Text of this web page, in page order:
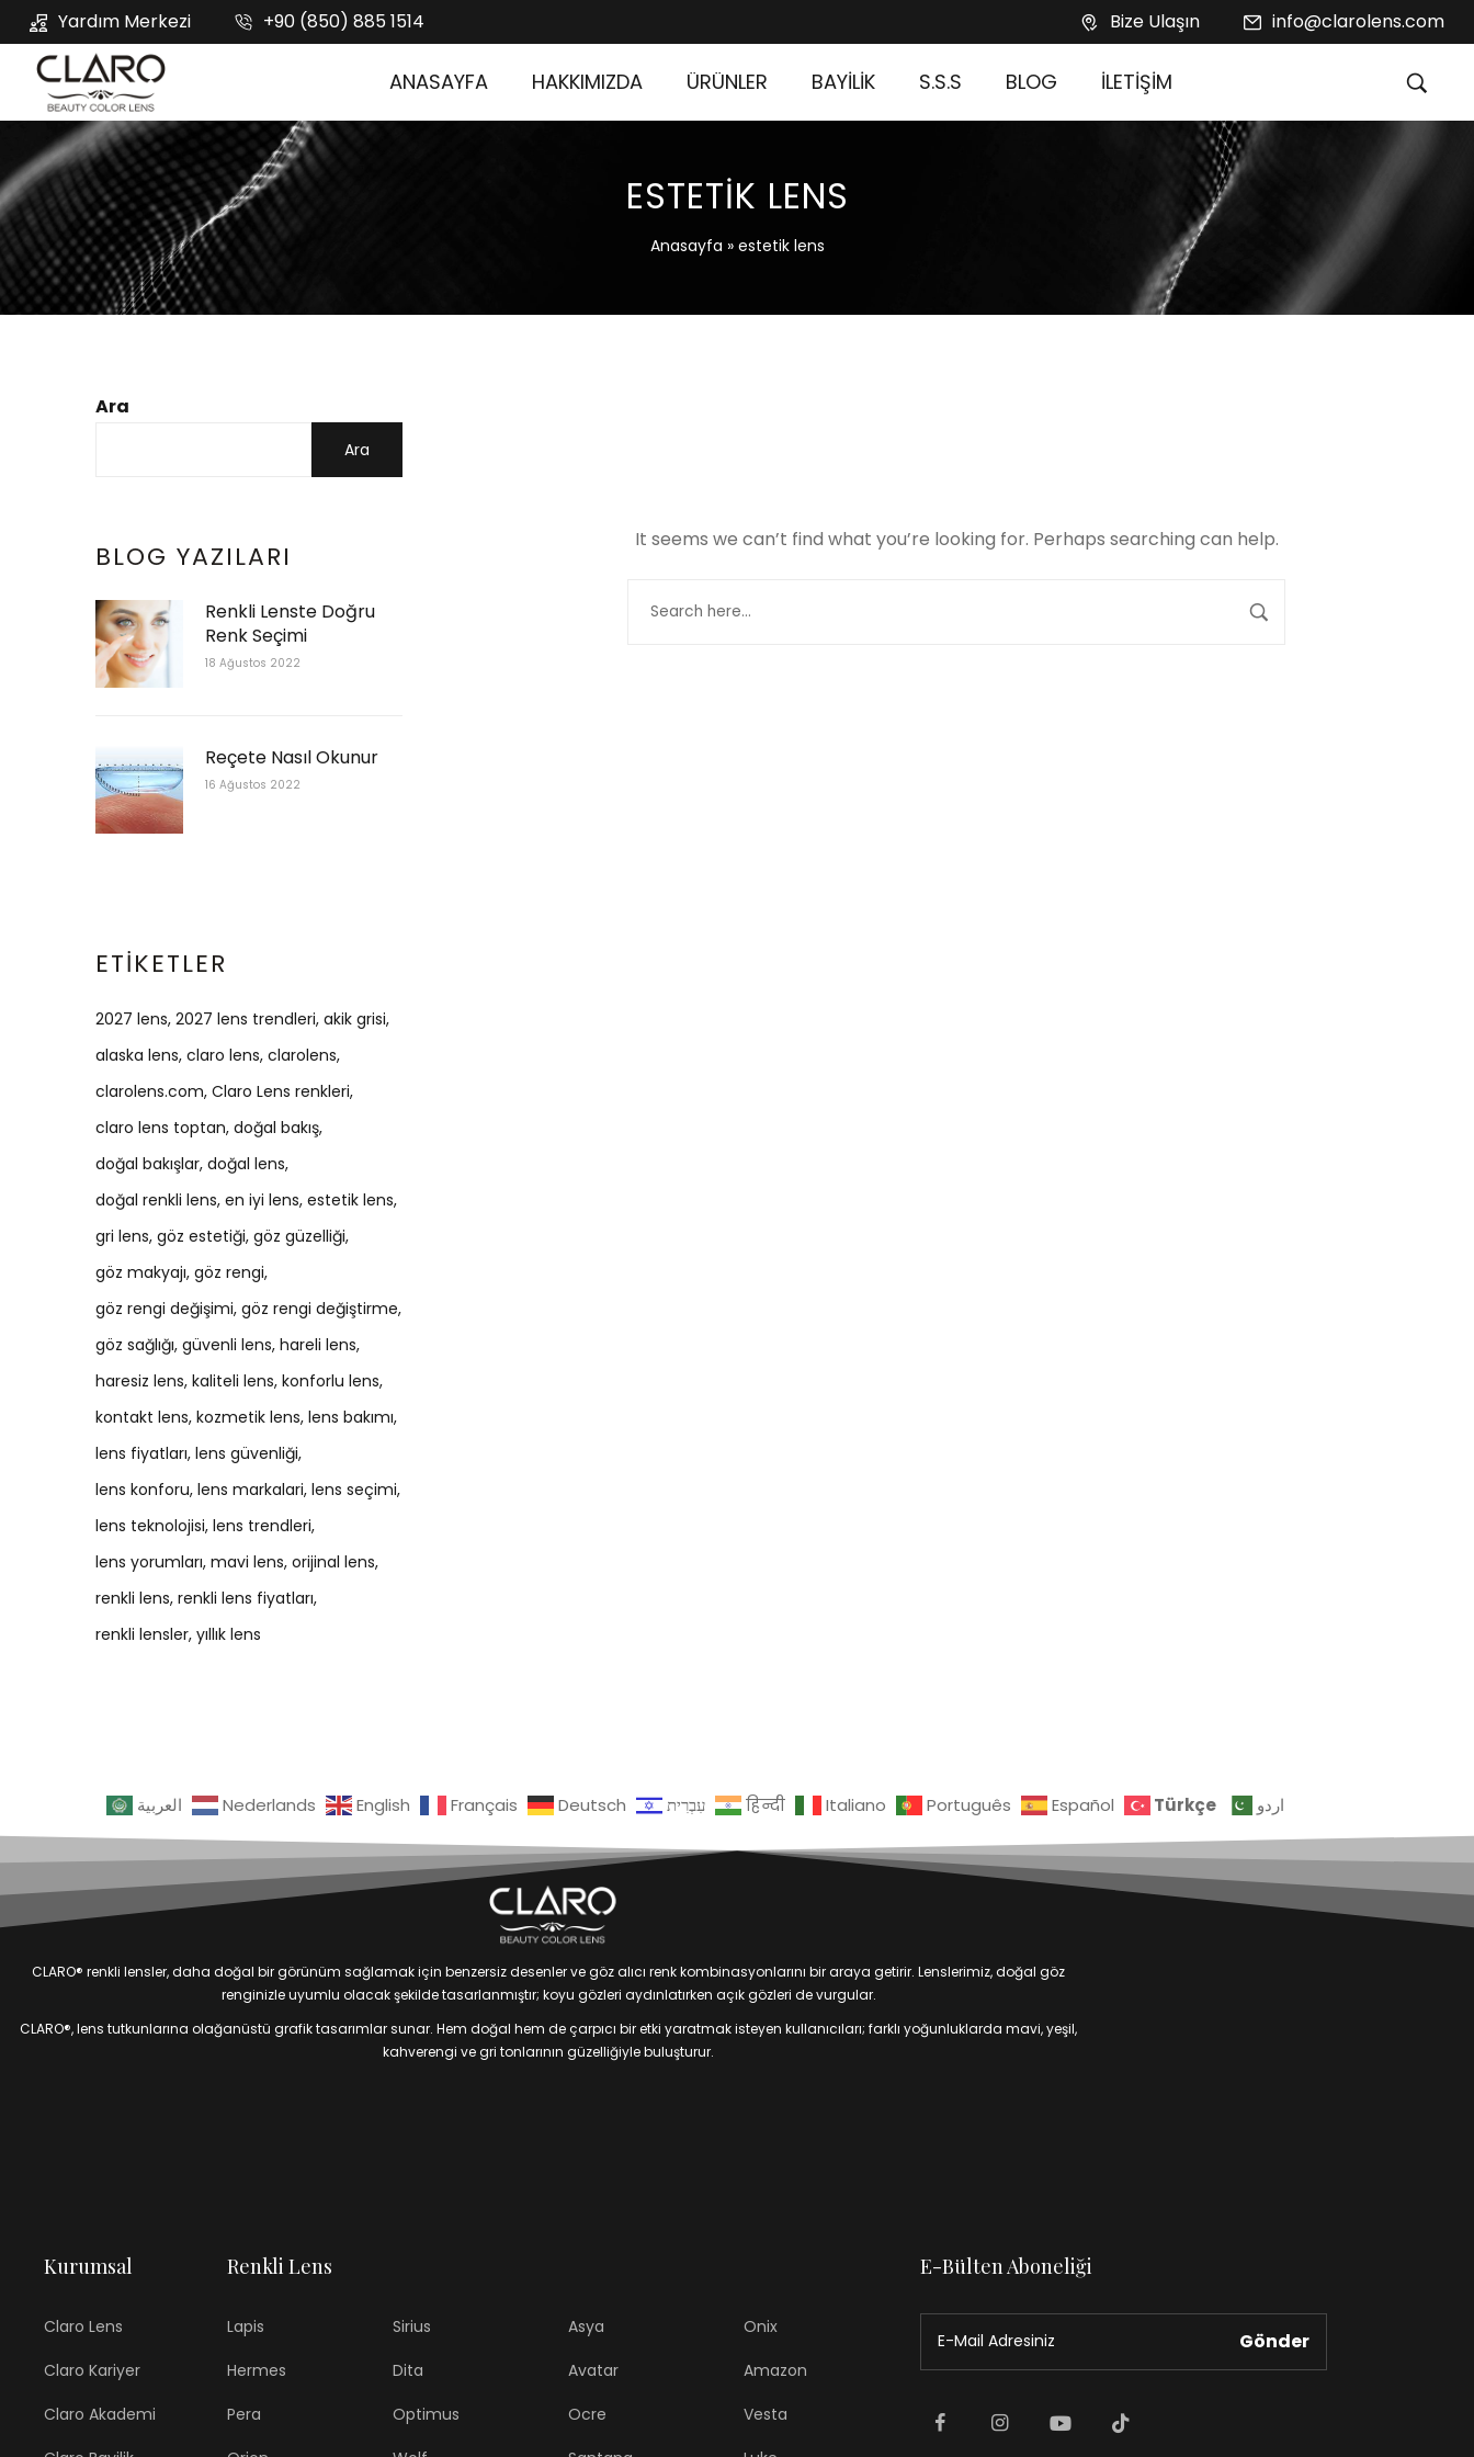
Yardım Merkezi +90 (850) 885 1514 Bize Ulaşın info@clarolens.com
ANASAYFA HAKKIMIZDA ÜRÜNLER BAYİLİK S.S.S BLOG İLETİŞİM
ESTETIK LENS
Anasayfa » estetik lens
Ara
Ara
BLOG YAZILARI
Renkli Lenste Doğru
Renk Seçimi
18 Ağustos 2022
Reçete Nasıl Okunur
16 Ağustos 2022
ETIKETLER
2027 lens 2027 lens trendleri akik grisi
alaska lens claro lens clarolens
clarolens.com Claro Lens renkleri
claro lens toptan doğal bakış
doğal bakışlar doğal lens
doğal renkli lens en iyi lens estetik lens
gri lens göz estetiği göz güzelliği
göz makyajı göz rengi
göz rengi değişimi göz rengi değiştirme
göz sağlığı güvenli lens hareli lens
haresiz lens kaliteli lens konforlu lens
kontakt lens kozmetik lens lens bakımı
lens fiyatları lens güvenliği
lens konforu lens markalari lens seçimi
lens teknolojisi lens trendleri
lens yorumları mavi lens orijinal lens
renkli lens renkli lens fiyatları
renkli lensler yıllık lens
It seems we can’t find what you’re looking for. Perhaps searching can help.
العربية Nederlands English Français Deutsch עִבְרִית हिन्दी Italiano Português Español Türkçe اردو
CLARO® renkli lensler, daha doğal bir görünüm sağlamak için benzersiz desenler ve göz alıcı renk kombinasyonlarını bir araya getirir. Lenslerimiz, doğal göz
renginizle uyumlu olacak şekilde tasarlanmıştır; koyu gözleri aydınlatırken açık gözleri de vurgular.
CLARO®, lens tutkunlarına olağanüstü grafik tasarımlar sunar. Hem doğal hem de çarpıcı bir etki yaratmak isteyen kullanıcıları; farklı yoğunluklarda mavi, yeşil,
kahverengi ve gri tonlarının güzelliğiyle buluşturur.
Kurumsal
Claro Lens
Claro Kariyer
Claro Akademi
Renkli Lens
Lapis
Hermes
Pera
Sirius
Dita
Optimus
Asya
Avatar
Ocre
Onix
Amazon
Vesta
E-Bülten Aboneliği
Gönder